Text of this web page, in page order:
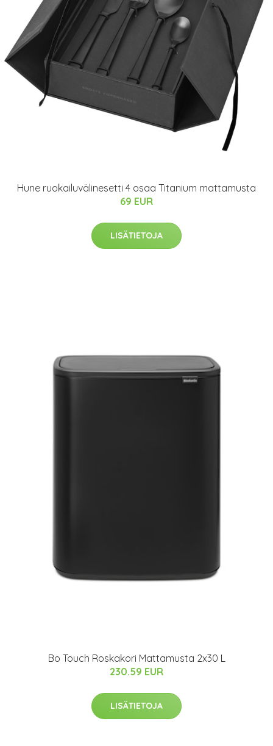
Hune ruokailuvälinesetti 4 osaa Titanium mattamusta
69 EUR
LISÄTIETOJA
Bo Touch Roskakori Mattamusta 2x30 L
230.59 EUR
LISÄTIETOJA